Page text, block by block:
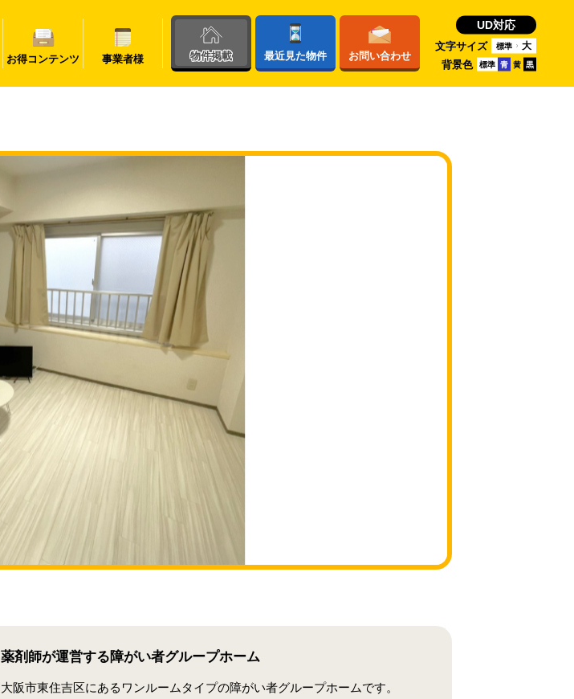
お得コンテンツ 事業者様
UD対応
文字サイズ 標準 大
背景色 標準 青 黄 黒
物件掲載 最近見た物件 お問い合わせ
薬剤師が運営する障がい者グループホーム
大阪市東住吉区にあるワンルームタイプの障がい者グループホームです。